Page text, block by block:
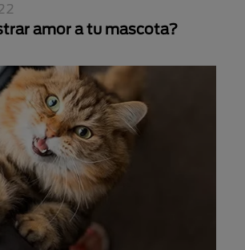
amor a tu mascota?